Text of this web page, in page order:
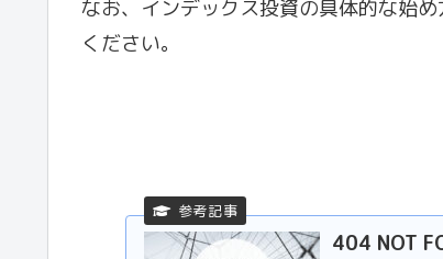
なお、インデックス投資の具体的な始
ください。
404 NOT